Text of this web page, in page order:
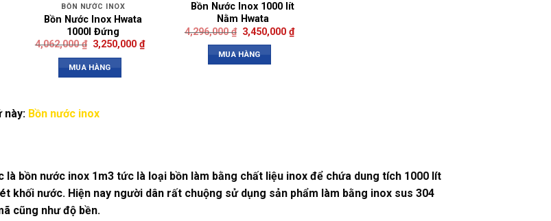
BỒN NƯỚC INOX
Bồn Nước Inox Hwata
1000l Đứng
4,062,000₫ 3,250,000₫
MUA HÀNG
Bồn Nước Inox 1000 lít
Nằm Hwata
4,296,000₫ 3,450,000₫
MUA HÀNG
này: Bồn nước inox
là bồn nước inox 1m3 tức là loại bồn làm bằng chất liệu inox để chứa dung tích 1000 lít
khối nước. Hiện nay người dân rất chuộng sử dụng sản phẩm làm bằng inox sus 304
cũng như độ bền.